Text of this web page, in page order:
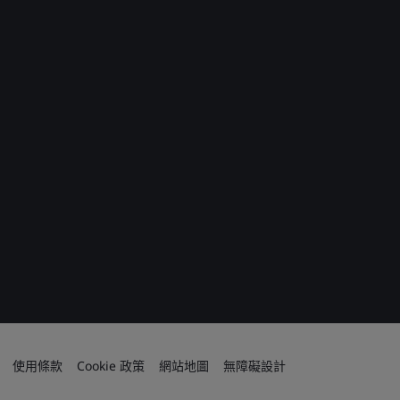
使用條款 Cookie 政策 網站地圖 無障礙設計